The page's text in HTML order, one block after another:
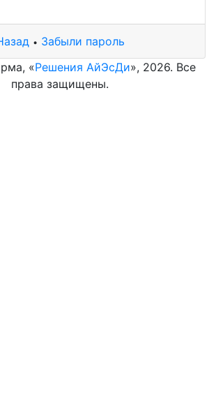
• Забыли пароль
«Решения АйЭсДи», 2026. Все
права защищены.